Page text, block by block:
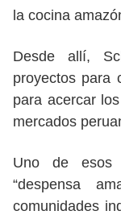
la cocina
Desde allí,
proyectos para
para acercar
mercados
Uno de
“despensa
comunidades